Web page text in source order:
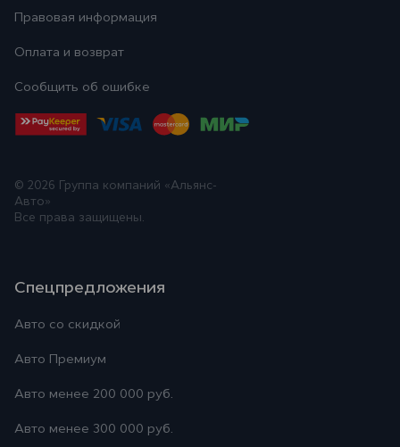
Правовая информация
Оплата и возврат
Сообщить об ошибке
© 2026
Группа компаний «Альянс-
Авто»
Все права защищены.
Спецпредложения
Авто со скидкой
Авто Премиум
Авто менее 200 000 руб.
Авто менее 300 000 руб.